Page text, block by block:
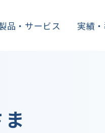
品・サービス 実績